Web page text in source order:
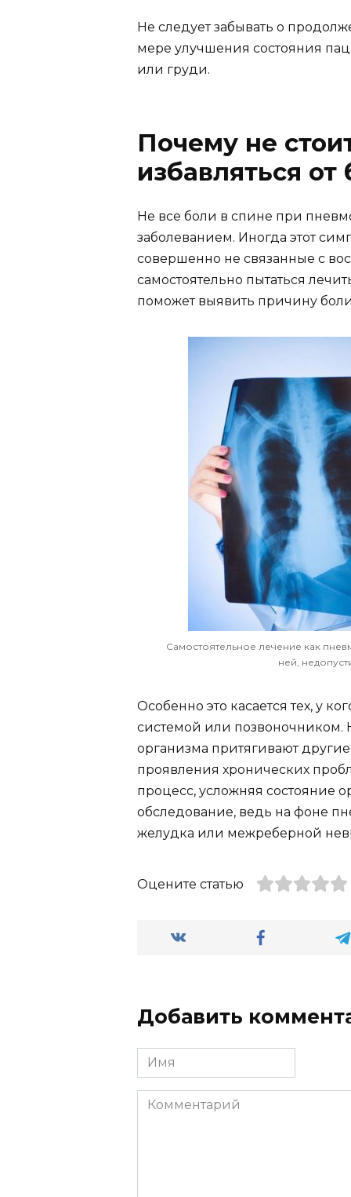
Не следует забывать о
мере улучшения состояния
или груди.
Почему не
избавляться от
Не все боли в спине при
заболеванием. Иногда этот
совершенно не связанные с
самостоятельно пытаться
поможет выявить причину
Самостоятельное лечение как
ней,
Особенно это касается тех, у
системой или позвоночником.
организма притягивают
проявления хронических
процесс, усложняя состояние
обследование, ведь на фоне
желудка или межреберной
Оцените статью
Добавить
Имя
Комментарий